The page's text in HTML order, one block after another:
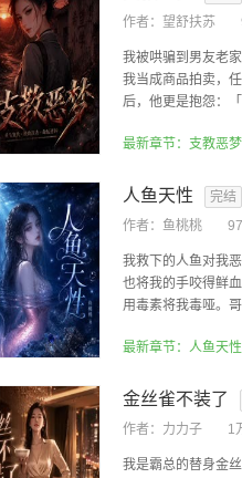
作者： 望舒扶苏
我被哄骗到男友老
我当成商品拍卖，
后，他更是抱怨：
最新章节：支教恶
人鱼天性
完结
作者： 鱼桃桃
我救下的人鱼对我
也将我的手咬得鲜
用毒素将我毒哑。
最新章节：人鱼天
金丝雀不装了
作者： 力力子 1
我是霸总的替身金